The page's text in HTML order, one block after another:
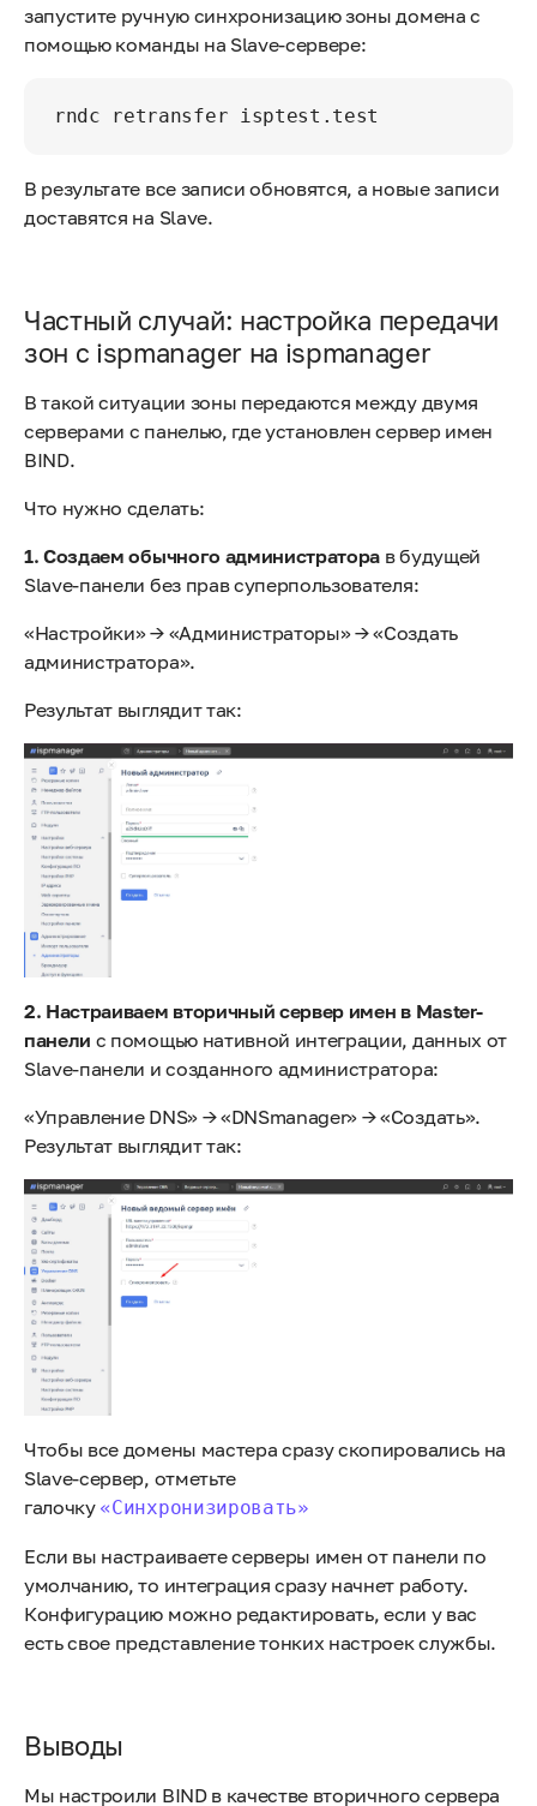
запустите ручную синхронизацию зоны домена с
помощью команды на Slave-сервере:
В результате все записи обновятся, а новые записи
доставятся на Slave.
Частный случай: настройка передачи
зон с ispmanager на ispmanager
В такой ситуации зоны передаются между двумя
серверами с панелью, где установлен сервер имен
BIND.
Что нужно сделать:
1. Создаем обычного администратора в будущей
Slave-панели без прав суперпользователя:
«Настройки» → «Администраторы» → «Создать
администратора».
Результат выглядит так:
2. Настраиваем вторичный сервер имен в Master-
панели с помощью нативной интеграции, данных от
Slave-панели и созданного администратора:
«Управление DNS» → «DNSmanager» → «Создать».
Результат выглядит так:
Чтобы все домены мастера сразу скопировались на
Slave-сервер, отметьте
галочку «Синхронизировать»
Если вы настраиваете серверы имен от панели по
умолчанию, то интеграция сразу начнет работу.
Конфигурацию можно редактировать, если у вас
есть свое представление тонких настроек службы.
Выводы
Мы настроили BIND в качестве вторичного сервера